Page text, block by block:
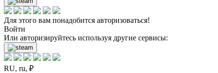
Для этого вам понадобится авторизоваться!
Войти
Или авторизируйтесь используя другие сервисы:
RU, ru, ₽